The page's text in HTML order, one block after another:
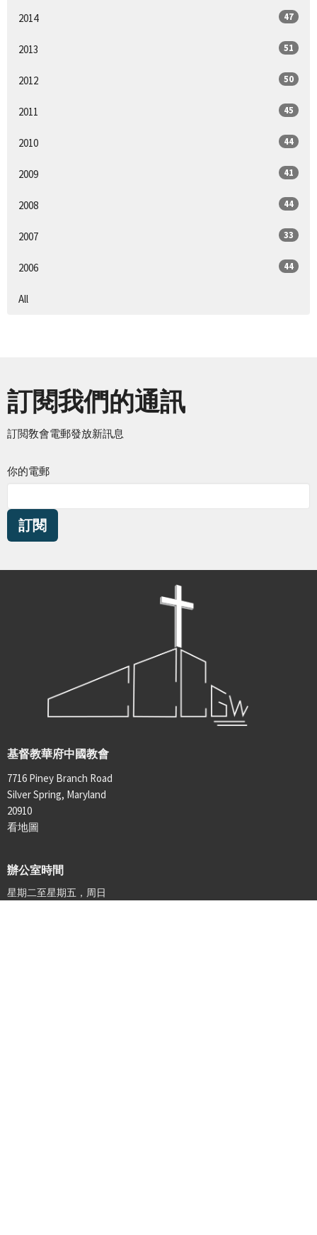
2014 47
2013 51
2012 50
2011 45
2010 44
2009 41
2008 44
2007 33
2006 44
All
訂閱我們的通訊
訂閲敎會電郵發放新訊息
你的電郵
訂閱
基督教華府中國教會
7716 Piney Branch Road
Silver Spring, Maryland
20910
看地圖
辦公室時間
星期二至星期五，周日